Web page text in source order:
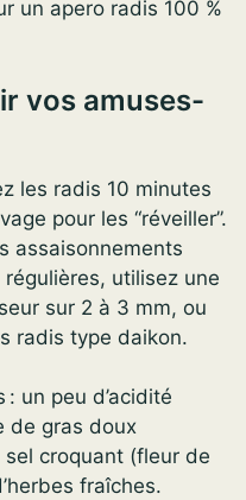
un apero radis 100 %
vos amuses-
les radis 10 minutes
pour les “réveiller”.
assaisonnements
utilisez une
sur 2 à 3 mm, ou
radis type daikon.
: un peu d’acidité
de gras doux
croquant (fleur de
fraîches.